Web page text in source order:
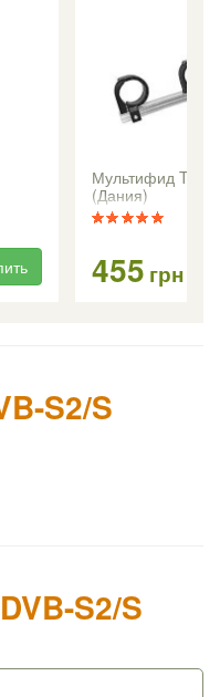
Мультифид Triax
(Дания)
455 грн
S2/S
S2/S